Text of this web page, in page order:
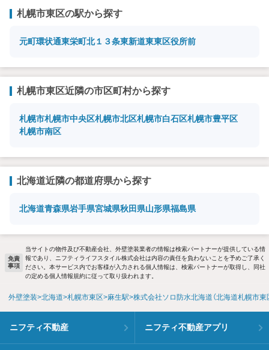
札幌市東区の駅から探す
元町環状通東栄町北１３条東新道東東区役所前
札幌市東区近隣の市区町村から探す
札幌市札幌市中央区札幌市北区札幌市白石区札幌市豊平区
札幌市南区
北海道近隣の都道府県から探す
北海道青森県岩手県宮城県秋田県山形県福島県
免責
事項
当サイトの物件及び不動産会社、外壁塗装業者の情報は検索パートナーが提供している情
報であり、ニフティライフスタイル株式会社は内容の責任を負わないことを予めご了承く
ださい。本サービス内でお客様が入力される個人情報は、検索パートナーが取得し、同社
の定める個人情報規約に従って取り扱われます。
外壁塗装 北海道 札幌市東区 麻生駅 株式会社ソロ防水北海道（北海道札幌市東
ニフティ不動産 ニフティ不動産アプリ